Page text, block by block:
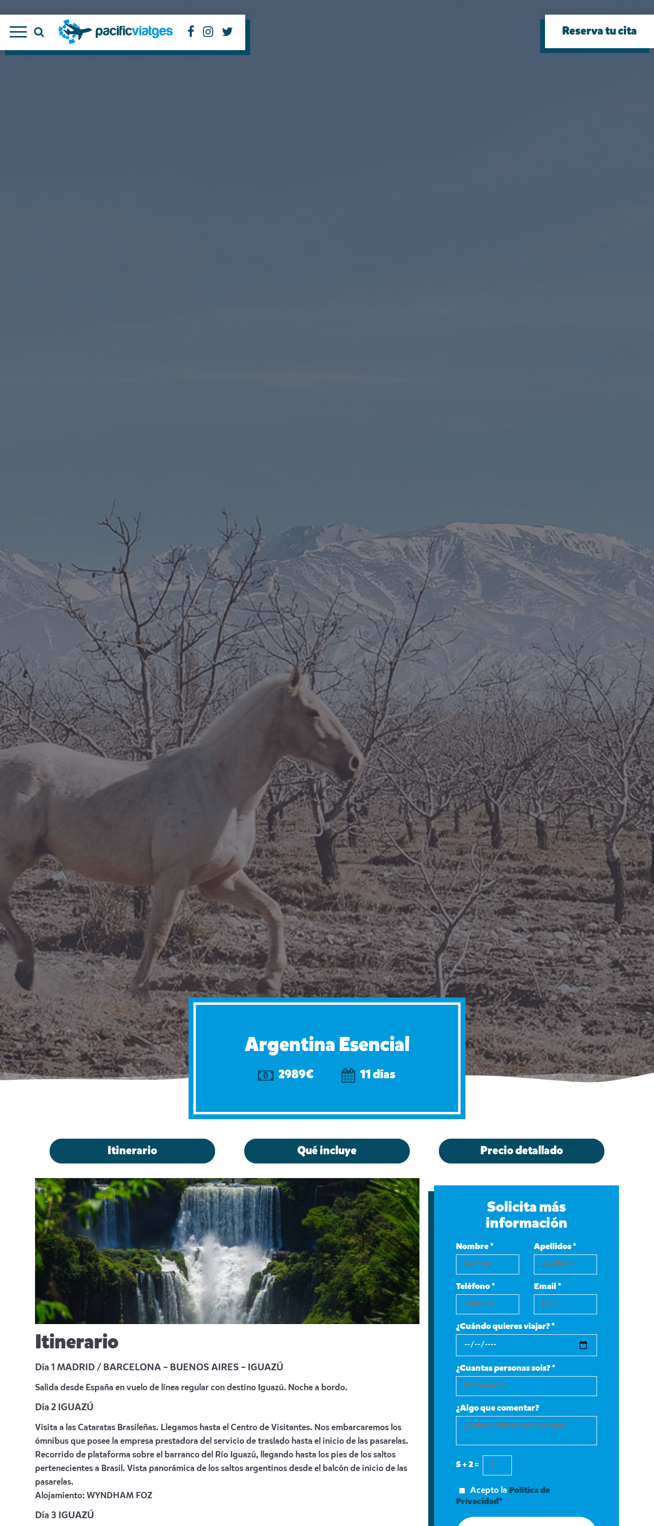
Reserva tu cita
Argentina Esencial
2989€ 11 días
Itinerario Qué incluye Precio detallado
Itinerario
Día 1 MADRID / BARCELONA – BUENOS AIRES – IGUAZÚ
Salida desde España en vuelo de línea regular con destino Iguazú. Noche a bordo.
Día 2 IGUAZÚ
Visita a las Cataratas Brasileñas. Llegamos hasta el Centro de Visitantes. Nos embarcaremos los
ómnibus que posee la empresa prestadora del servicio de traslado hasta el inicio de las pasarelas.
Recorrido de plataforma sobre el barranco del Río Iguazú, llegando hasta los pies de los saltos
pertenecientes a Brasil. Vista panorámica de los saltos argentinos desde el balcón de inicio de las
pasarelas.
Alojamiento: WYNDHAM FOZ
Día 3 IGUAZÚ
Solicita más
información
Nombre * Apellidos *
Teléfono * Email *
¿Cuándo quieres viajar? *
¿Cuantas personas sois? *
¿Algo que comentar?
5 + 2 =
Acepto la Política de
Privacidad*